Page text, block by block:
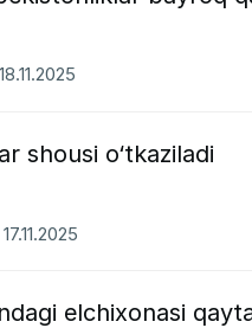
shousi o‘tkaziladi
elchixonasi